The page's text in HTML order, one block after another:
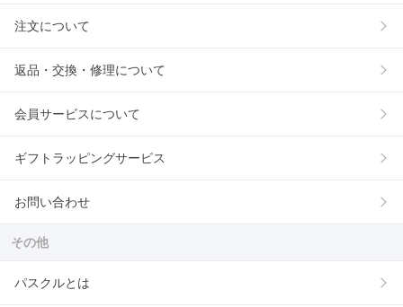
注文について
返品・交換・修理について
会員サービスについて
ギフトラッピングサービス
お問い合わせ
その他
パスクルとは